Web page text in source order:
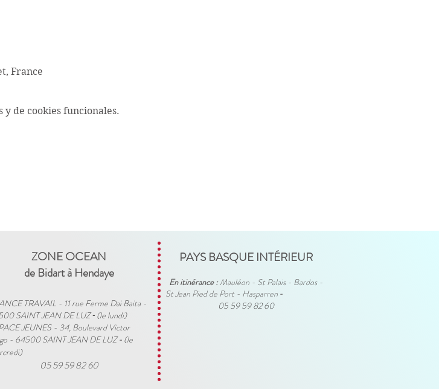
France
y de cookies funcionales.
ZONE OCEAN
de Bidart à Hendaye​
TRAVAIL - 11 rue Ferme Dai Baita -
SAINT JEAN DE LUZ​ - (le lundi)
JEUNES - 34, Boulevard Victor
- 64500 SAINT JEAN DE LUZ- (le
05 59 59 82 60
PAYS BASQUE INTÉRIEUR
En itinérance :Mauléon - St Palais - Bardos -
St Jean Pied de Port - Hasparren -
05 59 59 82 60